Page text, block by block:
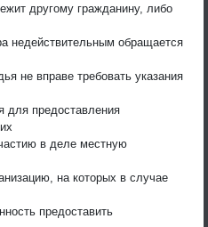
другому гражданину, либо
недействительным обращается
не вправе требовать указания
для предоставления
в деле местную
на которых в случае
предоставить